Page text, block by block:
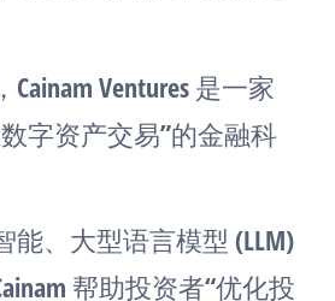
Ventures 是一家
字资产交易”的金融科
能、大型语言模型 (LLM)
帮助投资者“优化投